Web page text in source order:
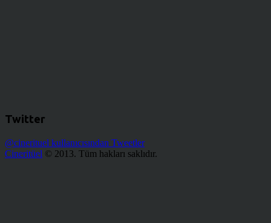
Twitter
@cinerituel kullanıcısından Tweetler
Cineritüel © 2013. Tüm hakları saklıdır.